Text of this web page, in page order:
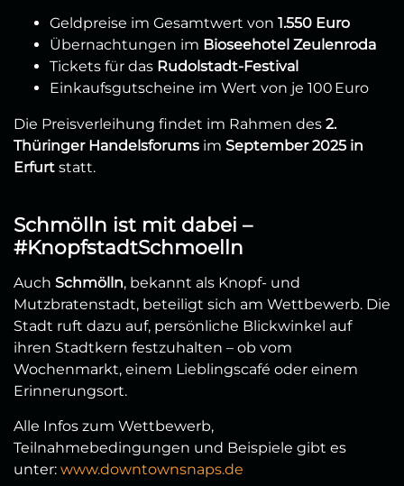
Geldpreise im Gesamtwert von 1.550 Euro
Übernachtungen im Bioseehotel Zeulenroda
Tickets für das Rudolstadt-Festival
Einkaufsgutscheine im Wert von je 100 Euro
Die Preisverleihung findet im Rahmen des 2.
Thüringer Handelsforums im September 2025 in
Erfurt statt.
Schmölln ist mit dabei –
#KnopfstadtSchmoelln
Auch Schmölln, bekannt als Knopf- und
Mutzbratenstadt, beteiligt sich am Wettbewerb. Die
Stadt ruft dazu auf, persönliche Blickwinkel auf
ihren Stadtkern festzuhalten – ob vom
Wochenmarkt, einem Lieblingscafé oder einem
Erinnerungsort.
Alle Infos zum Wettbewerb,
Teilnahmebedingungen und Beispiele gibt es
unter: www.downtownsnaps.de